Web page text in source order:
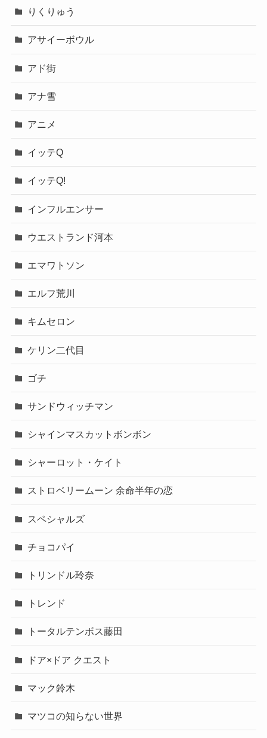
りくりゅう
アサイーボウル
アド街
アナ雪
アニメ
イッテQ
イッテQ!
インフルエンサー
ウエストランド河本
エマワトソン
エルフ荒川
キムセロン
ケリン二代目
ゴチ
サンドウィッチマン
シャインマスカットボンボン
シャーロット・ケイト
ストロベリームーン 余命半年の恋
スペシャルズ
チョコパイ
トリンドル玲奈
トレンド
トータルテンボス藤田
ドア×ドア クエスト
マック鈴木
マツコの知らない世界